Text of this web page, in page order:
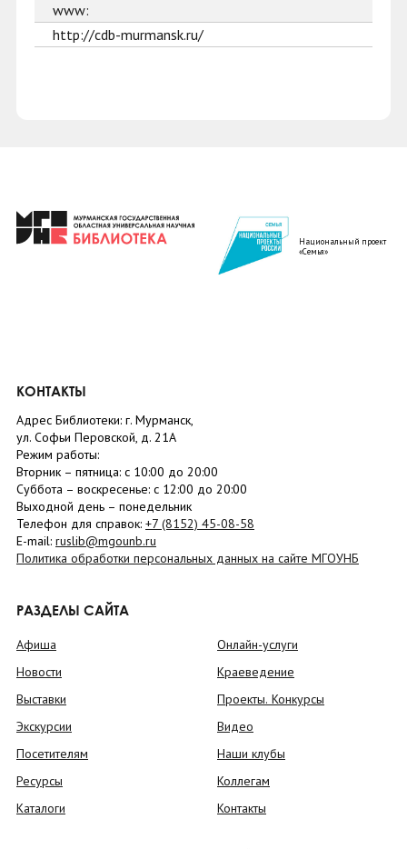
www:
http://cdb-murmansk.ru/
Национальный проект
«Семья»
КОНТАКТЫ
Адрес Библиотеки: г. Мурманск,
ул. Софьи Перовской, д. 21А
Режим работы:
Вторник – пятница: с 10:00 до 20:00
Суббота – воскресенье: c 12:00 до 20:00
Выходной день – понедельник
Телефон для справок: +7 (8152) 45-08-58
E-mail: ruslib@mgounb.ru
Политика обработки персональных данных на сайте МГОУНБ
РАЗДЕЛЫ САЙТА
Афиша
Новости
Выставки
Экскурсии
Посетителям
Ресурсы
Каталоги
Онлайн-услуги
Краеведение
Проекты. Конкурсы
Видео
Наши клубы
Коллегам
Контакты